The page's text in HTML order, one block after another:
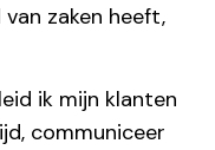
zaken heeft,
ik mijn klanten
communiceer